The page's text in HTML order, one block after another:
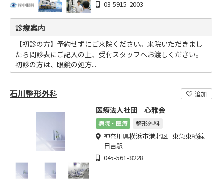
03-5915-2003
診療案内
【初診の方】予約せずにご来院ください。来院いただきまし
たら問診表にご記入の上、受付スタッフへお渡しください。
初診の方は、眼鏡の処方...
石川整形外科 追加
医療法人社団 心雅会
病院・医療 整形外科
神奈川県横浜市港北区 東急東横線
日吉駅
045-561-8228